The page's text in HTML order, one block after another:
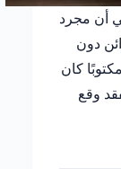
أن مجرد
دون
كان
وقع